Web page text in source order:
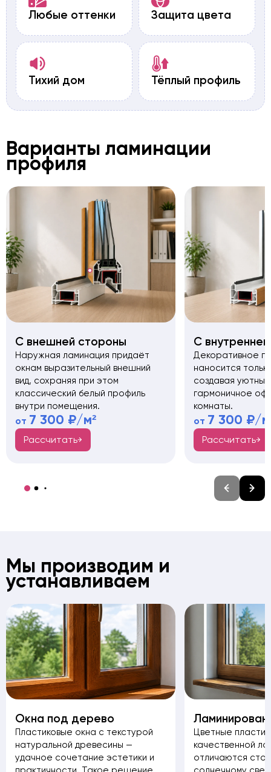
Любые оттенки Защита цвета
Тихий дом Тёплый профиль
Варианты ламинации
профиля
С внешней стороны
Наружная ламинация придаёт
окнам выразительный внешний
вид, сохраняя при этом
классический белый профиль
внутри помещения.
от 7 300 ₽/м²
Рассчитать
С
Декоративное
наносится
создавая
гармоничное
комнаты.
от 7 300 ₽/
Рассчитать
Мы производим и
устанавливаем
Окна под дерево
Пластиковые окна с текстурой
натуральной древесины —
удачное сочетание эстетики и
Цветные
качественной
отличаются